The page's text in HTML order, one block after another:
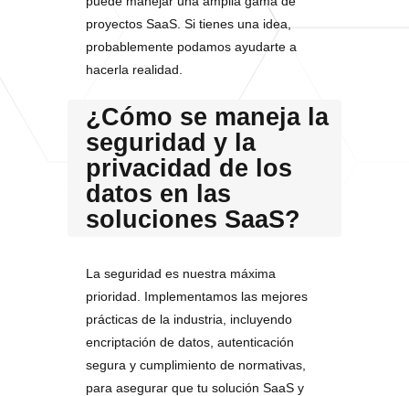
proyectos SaaS. Si tienes una idea,
probablemente podamos ayudarte a
hacerla realidad.
¿Cómo se maneja la
seguridad y la
privacidad de los
datos en las
soluciones SaaS?
La seguridad es nuestra máxima
prioridad. Implementamos las mejores
prácticas de la industria, incluyendo
encriptación de datos, autenticación
segura y cumplimiento de normativas,
para asegurar que tu solución SaaS y